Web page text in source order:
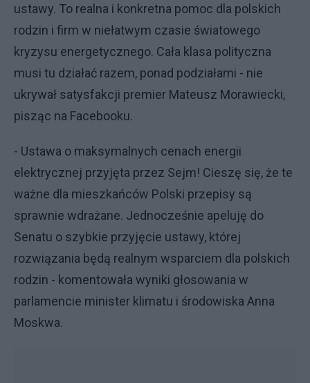
ustawy. To realna i konkretna pomoc dla polskich
rodzin i firm w niełatwym czasie światowego
kryzysu energetycznego. Cała klasa polityczna
musi tu działać razem, ponad podziałami - nie
ukrywał satysfakcji premier Mateusz Morawiecki,
pisząc na Facebooku.
- Ustawa o maksymalnych cenach energii
elektrycznej przyjęta przez Sejm! Cieszę się, że te
ważne dla mieszkańców Polski przepisy są
sprawnie wdrażane. Jednocześnie apeluję do
Senatu o szybkie przyjęcie ustawy, której
rozwiązania będą realnym wsparciem dla polskich
rodzin - komentowała wyniki głosowania w
parlamencie minister klimatu i środowiska Anna
Moskwa.